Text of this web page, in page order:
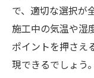
で、適切な選択が
施工中の気温や湿
ポイントを押さえ
現できるでしょう。